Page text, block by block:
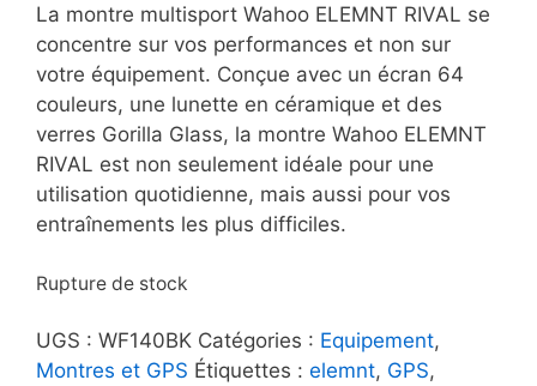
La montre multisport Wahoo ELEMNT RIVAL se
concentre sur vos performances et non sur
votre équipement. Conçue avec un écran 64
couleurs, une lunette en céramique et des
verres Gorilla Glass, la montre Wahoo ELEMNT
RIVAL est non seulement idéale pour une
utilisation quotidienne, mais aussi pour vos
entraînements les plus difficiles.
Rupture de stock
UGS : WF140BK Catégories : Equipement,
Montres et GPS Étiquettes : elemnt, GPS,